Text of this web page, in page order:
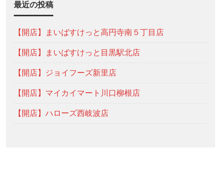
最近の投稿
【開店】まいばすけっと高円寺南５丁目店
【開店】まいばすけっと目黒駅北店
【開店】ジョイフーズ新里店
【開店】マイカイマート川口柳根店
【開店】ハローズ西岐波店